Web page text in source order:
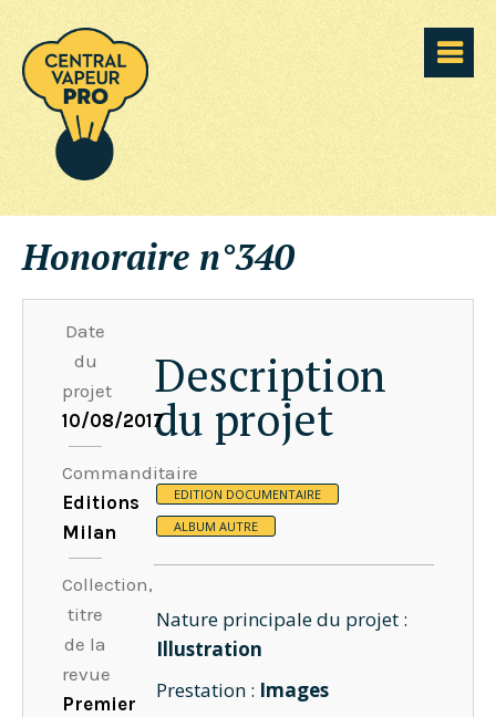
Honoraire n°340
Date
du
projet
10/08/2017
Commanditaire
Editions
Milan
Collection,
titre
de la
revue
Premier
Description
du projet
EDITION DOCUMENTAIRE
ALBUM AUTRE
Nature principale du projet :
Illustration
Prestation : Images